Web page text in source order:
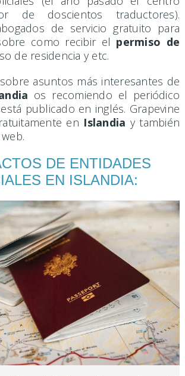
de doscientos traductores).
de servicio gratuito para
como recibir el permiso de
de residencia y etc.
asuntos más interesantes de
os recomiendo el periódico
publicado en inglés. Grapevine
en Islandia y también
DE ENTIDADES
EN ISLANDIA: